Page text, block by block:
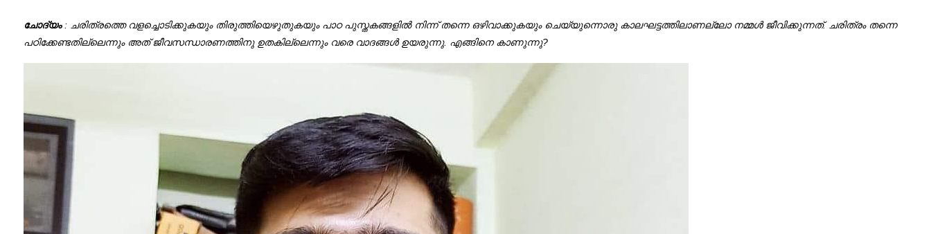
ചോദ്യം: ചരിത്രത്തെ വളച്ചൊടിക്കുകയും തിരുത്തിയെഴുതുകയും പാഠ പുസ്തകങ്ങളിൽ നിന്ന് തന്നെ ഒഴിവാക്കുകയും ചെയ്യുന്നൊരു കാലഘട്ടത്തിലാണല്ലോ നമ്മൾ ജീവിക്കുന്നത്. ചരിത്രം തന്നെ
പഠിക്കേണ്ടതില്ലെന്നും അത് ജീവസന്ധാരണത്തിനു ഉതകില്ലെന്നും വരെ വാദങ്ങൾ ഉയരുന്നു. എങ്ങിനെ കാണുന്നു?